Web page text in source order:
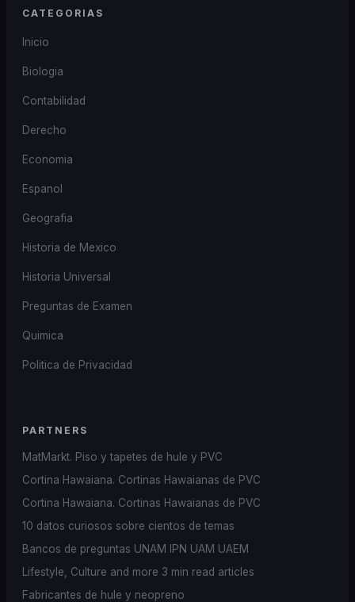
CATEGORIAS
Inicio
Biologia
Contabilidad
Derecho
Economia
Espanol
Geografia
Historia de Mexico
Historia Universal
Preguntas de Examen
Quimica
Politica de Privacidad
PARTNERS
MatMarkt. Piso y tapetes de hule y PVC
Cortina Hawaiana. Cortinas Hawaianas de PVC
Cortina Hawaiana. Cortinas Hawaianas de PVC
10 datos curiosos sobre cientos de temas
Bancos de preguntas UNAM IPN UAM UAEM
Lifestyle, Culture and more 3 min read articles
Fabricantes de hule y neopreno